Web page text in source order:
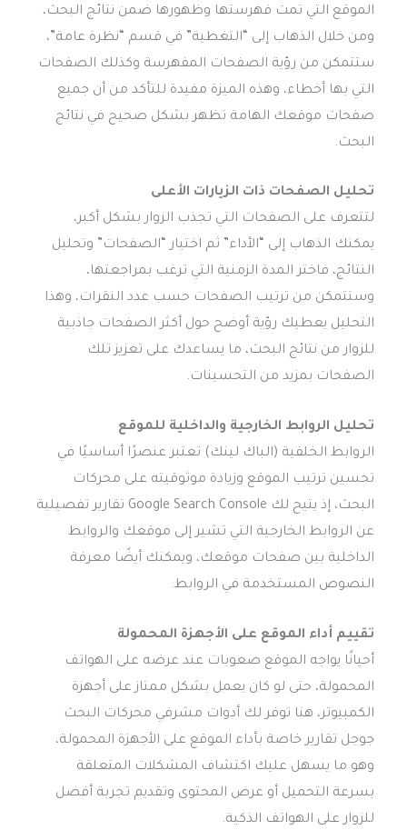
الموقع التي تمت فهرستها وظهورها ضمن نتائج البحث،
ومن خلال الذهاب إلى “التغطية” في قسم “نظرة عامة”،
ستتمكن من رؤية الصفحات المفهرسة وكذلك الصفحات
التي بها أخطاء، وهذه الميزة مفيدة للتأكد من أن جميع
صفحات موقعك الهامة تظهر بشكل صحيح في نتائج
البحث.
تحليل الصفحات ذات الزيارات الأعلى
لتتعرف على الصفحات التي تجذب الزوار بشكل أكبر،
يمكنك الذهاب إلى “الأداء” ثم اختيار “الصفحات” وتحليل
النتائج، فاختر المدة الزمنية التي ترغب بمراجعتها،
وستتمكن من ترتيب الصفحات حسب عدد النقرات، وهذا
التحليل يعطيك رؤية أوضح حول أكثر الصفحات جاذبية
للزوار من نتائج البحث، ما يساعدك على تعزيز تلك
الصفحات بمزيد من التحسينات.
تحليل الروابط الخارجية والداخلية للموقع
الروابط الخلفية (الباك لينك) تعتبر عنصرًا أساسيًا في
تحسين ترتيب الموقع وزيادة موثوقيته على محركات
البحث، إذ يتيح لك Google Search Console تقارير تفصيلية
عن الروابط الخارجية التي تشير إلى موقعك والروابط
الداخلية بين صفحات موقعك، ويمكنك أيضًا معرفة
النصوص المستخدمة في الروابط.
تقييم أداء الموقع على الأجهزة المحمولة
أحيانًا يواجه الموقع صعوبات عند عرضه على الهواتف
المحمولة، حتى لو كان يعمل بشكل ممتاز على أجهزة
الكمبيوتر، هنا توفر لك أدوات مشرفي محركات البحث
جوجل تقارير خاصة بأداء الموقع على الأجهزة المحمولة،
وهو ما يسهل عليك اكتشاف المشكلات المتعلقة
بسرعة التحميل أو عرض المحتوى وتقديم تجربة أفضل
للزوار على الهواتف الذكية.